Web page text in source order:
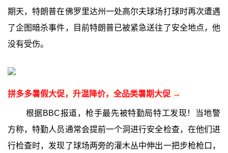
期天，特朗普在佛罗里达州一处高尔夫球场打球时再次遭遇
了企图暗杀事件，目前特朗普已被紧急送往了安全地点，他
没有受伤。
拼多多暑假大促，升温降价，全品类暑期大促 →
根据BBC报道，枪手最先被特勤局特工发现！当地警
方称，特勤人员通常会提前一个洞进行安全检查，在他们进
行检查时，发现了球场两旁的灌木丛中伸出一把步枪枪口，